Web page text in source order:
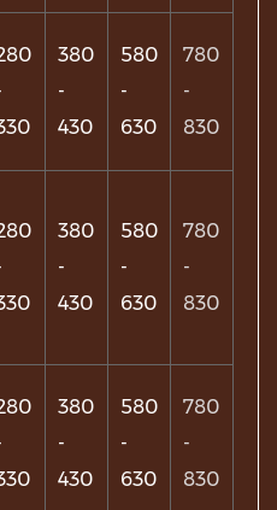
380
-
430
580
-
630
780
-
830
380
-
430
580
-
630
780
-
830
380
-
430
580
-
630
780
-
830